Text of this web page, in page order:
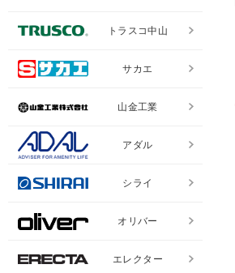
トラスコ中山
サカエ
山金工業
アダル
シライ
オリバー
エレクター